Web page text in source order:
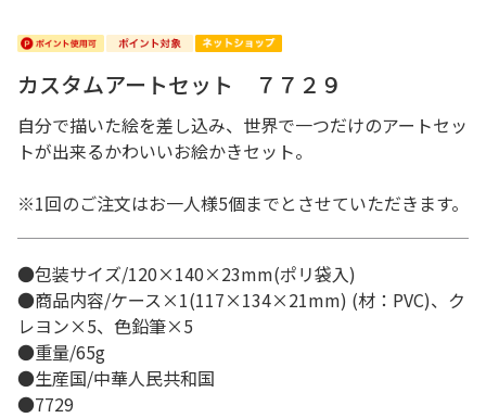
カスタムアートセット ７７２９
自分で描いた絵を差し込み、世界で一つだけのアートセッ
トが出来るかわいいお絵かきセット。
※1回のご注文はお一人様5個までとさせていただきます。
●包装サイズ/120×140×23mm(ポリ袋入)
●商品内容/ケース×1(117×134×21mm) (材：PVC)、ク
レヨン×5、色鉛筆×5
●重量/65g
●生産国/中華人民共和国
●7729